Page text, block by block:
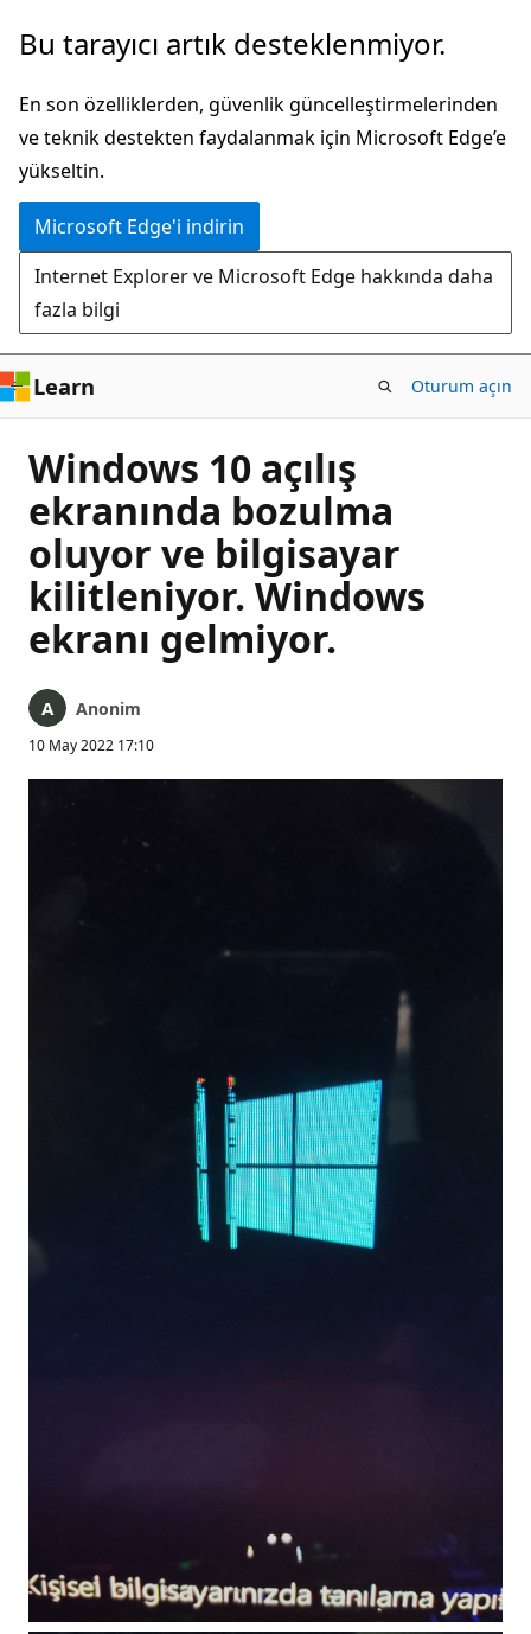
Ana
atla
Bu tarayıcı artık desteklenmiyor.
En son özelliklerden, güvenlik güncelleştirmelerinden
ve teknik destekten faydalanmak için Microsoft Edge’e
yükseltin.
Microsoft Edge'i indirin
Internet Explorer ve Microsoft Edge hakkında daha
fazla bilgi
Learn Oturum açın
Windows 10 açılış
ekranında bozulma
oluyor ve bilgisayar
kilitleniyor. Windows
ekranı gelmiyor.
Anonim
10 May 2022 17:10